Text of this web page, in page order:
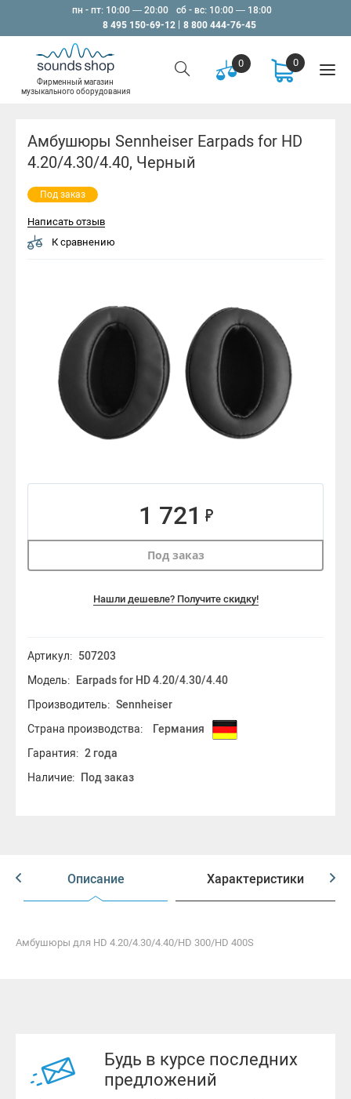
пн - пт: 10:00 — 20:00
сб - вс: 10:00 — 18:00
8 495 150-69-12
8 800 444-76-45
Фирменный магазин
музыкального оборудования
0 0
Амбушюры Sennheiser Earpads for HD
4.20/4.30/4.40, Черный
Под заказ
Написать отзыв
К сравнению
Артикул: 507203
Модель: Earpads for HD 4.20/4.30/4.40
Производитель: Sennheiser
Страна производства:
Германия
Гарантия: 2 года
Наличие: Под заказ
1 721
Под заказ
Нашли дешевле? Получите скидку!
Описание Характеристики
Амбушюры для HD 4.20/4.30/4.40/HD 300/HD 400S
Будь в курсе последних
предложений